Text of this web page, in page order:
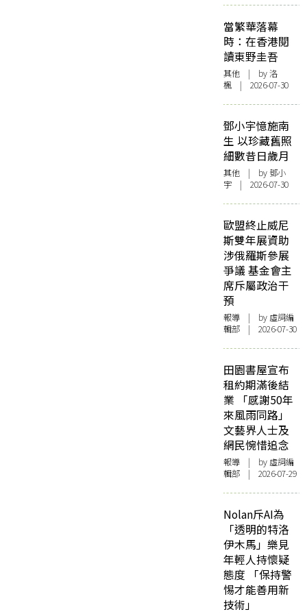
當繁華落幕
時：在香港閱
讀東野圭吾
其他 | by洛
楓 | 2026-07-30
鄧小宇憶施南
生 以珍藏舊照
細數昔日歲月
其他 | by 鄧小
宇 | 2026-07-30
歐盟終止威尼
斯雙年展資助
涉俄羅斯參展
爭議 基金會主
席斥屬政治干
預
報導 | by 虛詞編
輯部 | 2026-07-30
田園書屋宣布
租約期滿後結
業 「感謝50年
來風雨同路」
文藝界人士及
網民惋惜追念
報導 | by 虛詞編
輯部 | 2026-07-29
Nolan斥AI為
「透明的特洛
伊木馬」樂見
年輕人持懷疑
態度 「保持警
惕才能善用新
技術」